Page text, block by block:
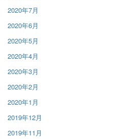
2020年7月
2020年6月
2020年5月
2020年4月
2020年3月
2020年2月
2020年1月
2019年12月
2019年11月